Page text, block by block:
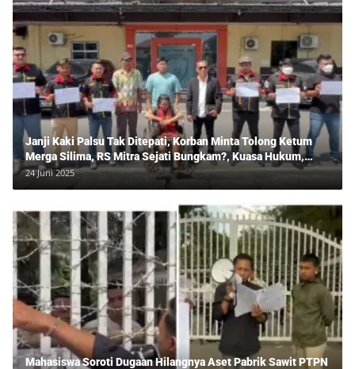
Janji Kaki Palsu Tak Ditepati, Korban Minta Tolong Ketum
Merga Silima, RS Mitra Sejati Bungkam?, Kuasa Hukum,
Hans Silalahi Dampingi Julita Cari Keadilan
24 Juni 2025
Mahasiswa Soroti Dugaan Hilangnya Aset Pabrik Sawit PTPN